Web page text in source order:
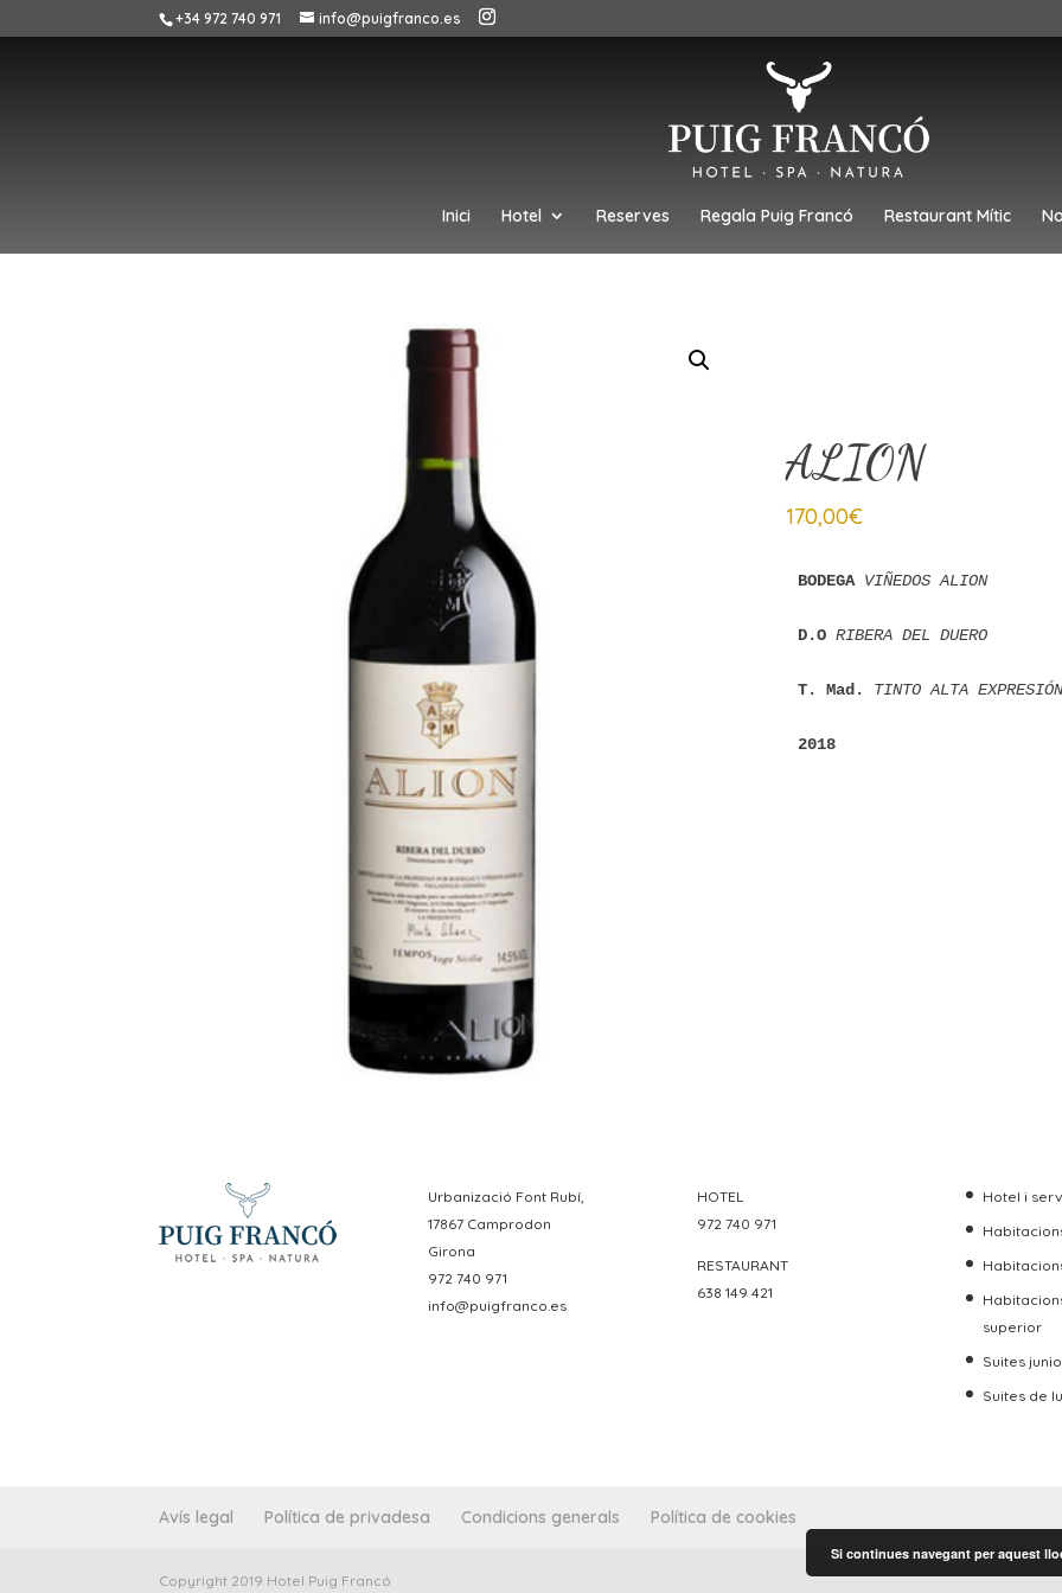
+34 972 740 971 info@puigfranco.es
Inici Hotel Reserves Regala Puig Francó Restaurant Mític
ALION
170,00€
BODEGA VIÑEDOS ALION
D.O RIBERA DEL DUERO
T. Mad. TINTO ALTA
2018
Urbanizació Font Rubí,
17867 Camprodon
Girona
972 740 971
info@puigfranco.es
HOTEL
972 740 971
RESTAURANT
638 149 421
Hotel i
superior
Suites
Suites de
Avís legal Política de privadesa Condicions generals Política de cookies
Copyright 2019 Hotel Puig Francó
Si continues navegant per aquest